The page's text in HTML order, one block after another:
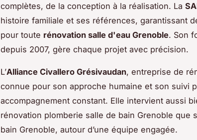
complètes, de la conception à la réalisation. La
histoire familiale et ses références, garantissant
pour toute rénovation salle d'eau Grenoble. Son
depuis 2007, gère chaque projet avec précision.
L’Alliance Civallero Grésivaudan, entreprise de
connue pour son approche humaine et son suivi
accompagnement constant. Elle intervient aussi
rénovation plomberie salle de bain Grenoble que
bain Grenoble, autour d’une équipe engagée.